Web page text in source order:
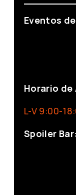
Eventos
Horario de
L-V 9:00-
Spoiler Bar: